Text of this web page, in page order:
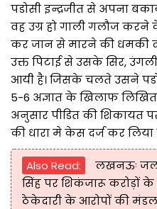
पडोसी इन्द्रजीत से अपना
वह उग्र हो गाली गलौज
कर जान से मारने की धमकी
उक्त पिटाई से उसके सिर,
आयी है। जिसके चलते उसने
5-6 अज्ञात के खिलाफ
अनुसार पीडित की शिकायत
की धारा मे केस दर्ज कर लिया
Also Read:
लखनऊः
सिंह पर शिकंजारू करोड़ों के
ठेकेदारी के आरोपों की